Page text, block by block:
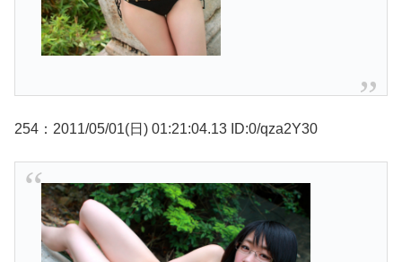
254：2011/05/01(日) 01:21:04.13 ID:0/qza2Y30